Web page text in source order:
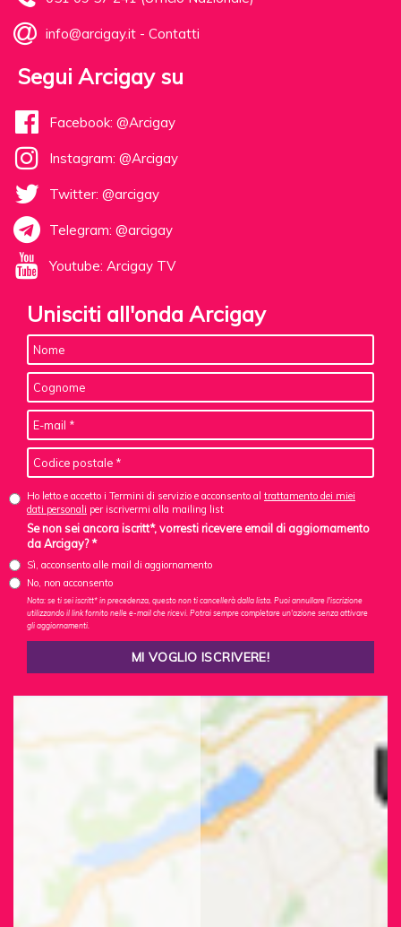
info@arcigay.it - Contatti
Segui Arcigay su
Facebook: @Arcigay
Instagram: @Arcigay
Twitter: @arcigay
Telegram: @arcigay
Youtube: Arcigay TV
Unisciti all'onda Arcigay
Ho letto e accetto i Termini di servizio e acconsento al trattamento dei miei
dati personali per iscrivermi alla mailing list
Se non sei ancora iscritt*, vorresti ricevere email di aggiornamento
da Arcigay? *
Sì, acconsento alle mail di aggiornamento
No, non acconsento
Nota: se ti sei iscritt* in precedenza, questo non ti cancellerà dalla lista. Puoi annullare l'iscrizione
utilizzando il link fornito nelle e-mail che ricevi. Potrai sempre completare un'azione senza attivare
gli aggiornamenti.